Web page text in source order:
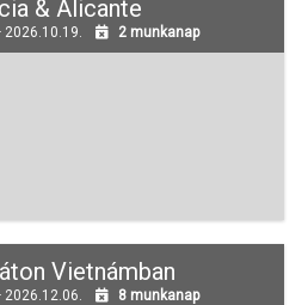
& Alicante
2 munkanap
Vietnámban
8 munkanap